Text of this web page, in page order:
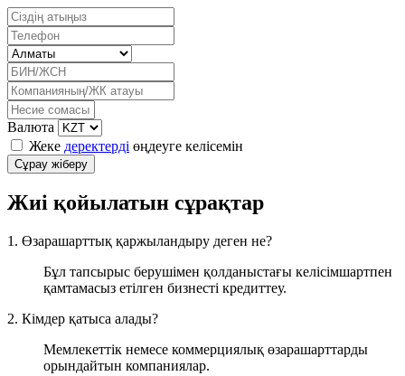
Валюта
Жеке деректерді өңдеуге келісемін
Жиі қойылатын сұрақтар
1. Өзарашарттық қаржыландыру деген не?
Бұл тапсырыс берушімен қолданыстағы келісімшартпен
қамтамасыз етілген бизнесті кредиттеу.
2. Кімдер қатыса алады?
Мемлекеттік немесе коммерциялық өзарашарттарды
орындайтын компаниялар.